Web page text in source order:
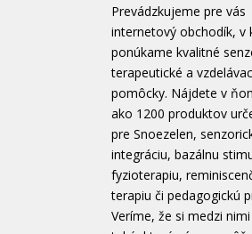
Prevádzkujeme pre vás
internetový obchodík, v
ponúkame kvalitné
terapeutické a
pomôcky. Nájdete v
ako 1200 produktov
pre Snoezelen,
integráciu, bazálnu
fyzioterapiu,
terapiu či pedagogickú
Veríme, že si medzi